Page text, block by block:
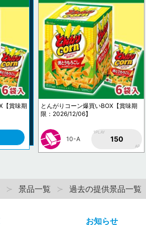
【賞味期
とんがりコーン爆買いBOX【賞味期
限：2026/12/06】
10-A
1PLAY
150
AP
景品一覧 過去の提供景品一覧
お知らせ